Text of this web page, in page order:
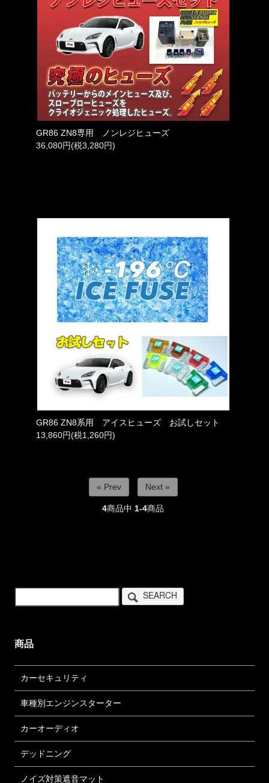
GR86 ZN8専用 ノンレジヒューズ
36,080円(税3,280円)
GR86 ZN8系用 アイスヒューズ お試しセット
13,860円(税1,260円)
« Prev Next »
4商品中 1-4商品
SEARCH
商品
カーセキュリティ
車種別エンジンスターター
カーオーディオ
デッドニング
ノイズ対策遮音マット